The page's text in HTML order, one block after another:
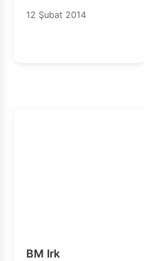
Etnik Temizlik
12 Şubat 2014
BM Irk